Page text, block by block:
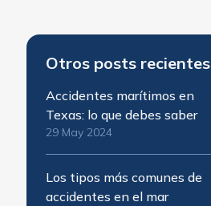
Otros posts recientes
Accidentes marítimos en
Texas: lo que debes saber
29 May 2024
Los tipos más comunes de
accidentes en el mar